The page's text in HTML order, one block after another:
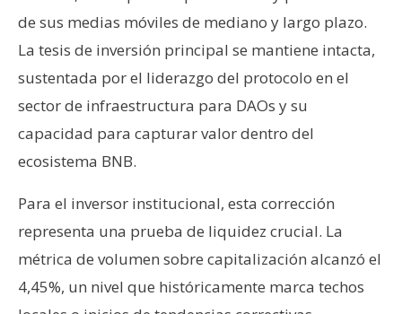
t
y
P
u
b
i
c
d
a
d
de sus medias móviles de mediano y largo plazo.
La tesis de inversión principal se mantiene intacta,
sustentada por el liderazgo del protocolo en el
sector de infraestructura para DAOs y su
capacidad para capturar valor dentro del
ecosistema BNB.
Para el inversor institucional, esta corrección
representa una prueba de liquidez crucial. La
métrica de volumen sobre capitalización alcanzó el
4,45%, un nivel que históricamente marca techos